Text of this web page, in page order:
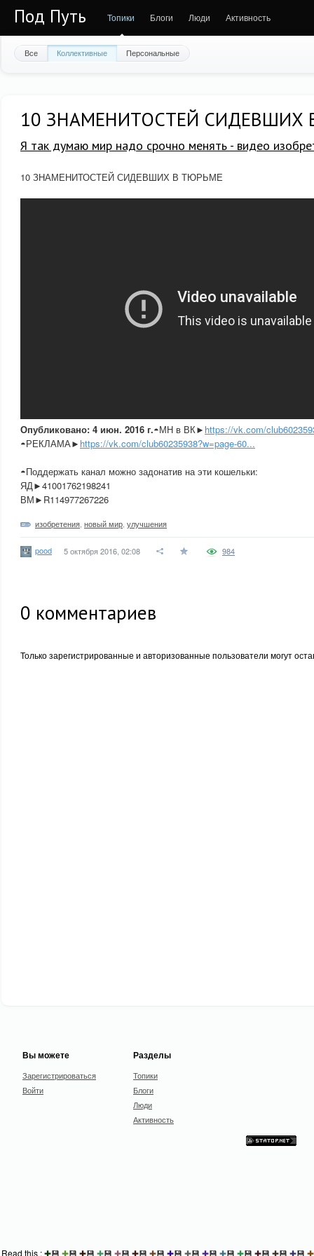
Под Путь Топики Блоги Люди Активность
Все Коллективные Персональные
10 ЗНАМЕНИТОСТЕЙ СИДЕВШИХ
Я так думаю мир надо срочно менять - видео
10 ЗНАМЕНИТОСТЕЙ СИДЕВШИХ В ТЮРЬМЕ
Опубликовано: 4 июн. 2016 г.◓МН в ВК► https://vk.com/
◓РЕКЛАМА► https://vk.com/club60235938?w=page-60...
◓Поддержать канал можно задонатив на эти кошельки:
ЯД►41001762198241
ВМ►R114977267226
изобретения новый мир улучшения
pood 5 октября 2016, 02:08 984
0 комментариев
Только зарегистрированные и авторизованные пользователи могут
Вы можете
Зарегистрироваться
Войти
Разделы
Топики
Блоги
Люди
Активность
Read this :✚💾 ✚💾 ✚💾 ✚💾 ✚💾 ✚💾 ✚💾 ✚💾 ✚💾 ✚💾 ✚💾 ✚💾 ✚💾 ✚💾 ✚💾 ✚